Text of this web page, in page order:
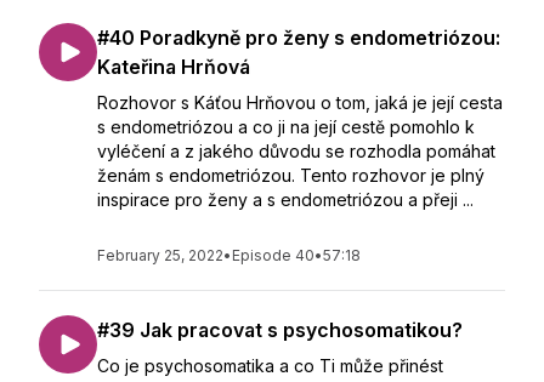
#40 Poradkyně pro ženy s endometriózou:
Kateřina Hrňová
Rozhovor s Káťou Hrňovou o tom, jaká je její cesta
s endometriózou a co ji na její cestě pomohlo k
vyléčení a z jakého důvodu se rozhodla pomáhat
ženám s endometriózou. Tento rozhovor je plný
inspirace pro ženy a s endometriózou a přeji ...
February 25, 2022• Episode 40•57:18
#39 Jak pracovat s psychosomatikou?
Co je psychosomatika a co Ti může přinést